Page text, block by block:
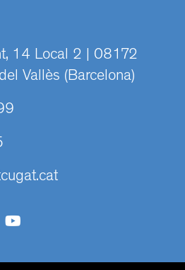
14 Local 2 | 08172
Vallès (Barcelona)